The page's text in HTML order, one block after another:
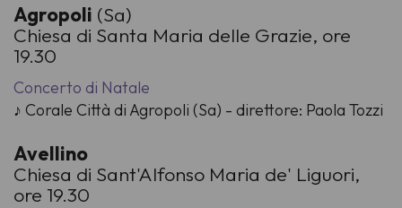
Agropoli (Sa)
Chiesa di Santa Maria delle Grazie, ore
19.30
Concerto di Natale
♪ Corale Città di Agropoli (Sa) - direttore: Paola Tozzi
Avellino
Chiesa di Sant'Alfonso Maria de' Liguori,
ore 19.30